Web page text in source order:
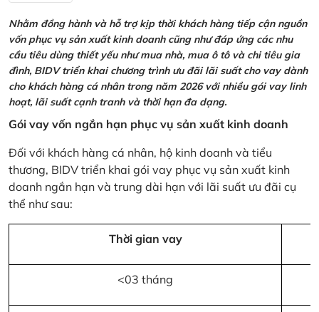
Nhằm đồng hành và hỗ trợ kịp thời khách hàng tiếp cận nguồn
vốn phục vụ sản xuất kinh doanh cũng như đáp ứng các nhu
cầu tiêu dùng thiết yếu như mua nhà, mua ô tô và chi tiêu gia
đình, BIDV triển khai chương trình ưu đãi lãi suất cho vay dành
cho khách hàng cá nhân trong năm 2026 với nhiều gói vay linh
hoạt, lãi suất cạnh tranh và thời hạn đa dạng.
Gói vay vốn ngắn hạn phục vụ sản xuất kinh doanh
Đối với khách hàng cá nhân, hộ kinh doanh và tiểu
thương, BIDV triển khai gói vay phục vụ sản xuất kinh
doanh ngắn hạn và trung dài hạn với lãi suất ưu đãi cụ
thể như sau:
Thời gian vay
<03 tháng